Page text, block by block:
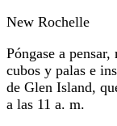
New Rochelle
Póngase a
cubos y palas e
de Glen Island,
a las 11 a. m.